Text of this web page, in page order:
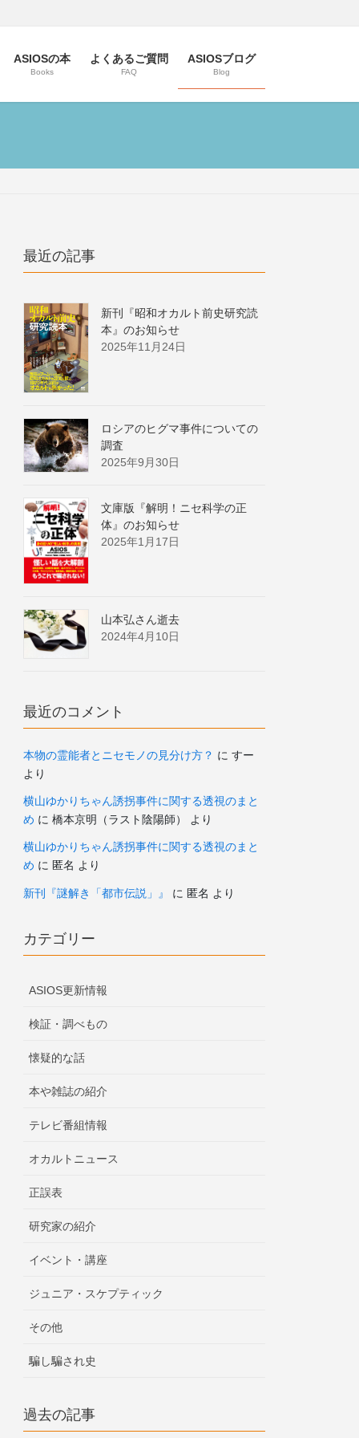
ASIOSの本
Books
よくあるご質問
FAQ
ASIOSブログ
Blog
最近の記事
新刊『昭和オカルト前史研究読
本』のお知らせ
2025年11月24日
ロシアのヒグマ事件についての
調査
2025年9月30日
文庫版『解明！ニセ科学の正
体』のお知らせ
2025年1月17日
山本弘さん逝去
2024年4月10日
最近のコメント
本物の霊能者とニセモノの見分け方？ にすー
より
横山ゆかりちゃん誘拐事件に関する透視のまと
め に橋本京明（ラスト陰陽師） より
横山ゆかりちゃん誘拐事件に関する透視のまと
め に 匿名 より
新刊『謎解き「都市伝説」』 に匿名 より
カテゴリー
ASIOS更新情報
検証・調べもの
懐疑的な話
本や雑誌の紹介
テレビ番組情報
オカルトニュース
正誤表
研究家の紹介
イベント・講座
ジュニア・スケプティック
その他
騙し騙され史
過去の記事